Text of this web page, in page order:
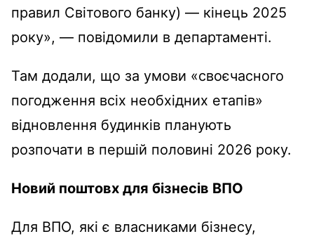
правил Світового банку) — кінець 2025
року», — повідомили в департаменті.
Там додали, що за умови «своєчасного
погодження всіх необхідних етапів»
відновлення будинків планують
розпочати в першій половині 2026 року.
Новий поштовх для бізнесів ВПО
Для ВПО, які є власниками бізнесу,